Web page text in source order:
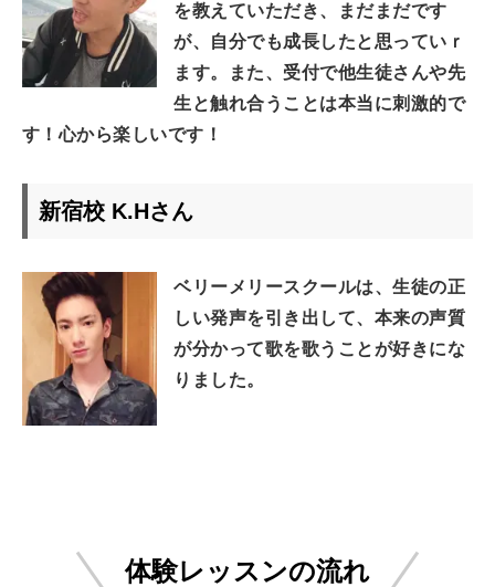
を教えていただき、まだまだです
が、自分でも成長したと思っていｒ
ます。また、受付で他生徒さんや先
生と触れ合うことは本当に刺激的で
す！心から楽しいです！
新宿校 K.Hさん
ベリーメリースクールは、生徒の正
しい発声を引き出して、本来の声質
が分かって歌を歌うことが好きにな
りました。
体験レッスンの流れ